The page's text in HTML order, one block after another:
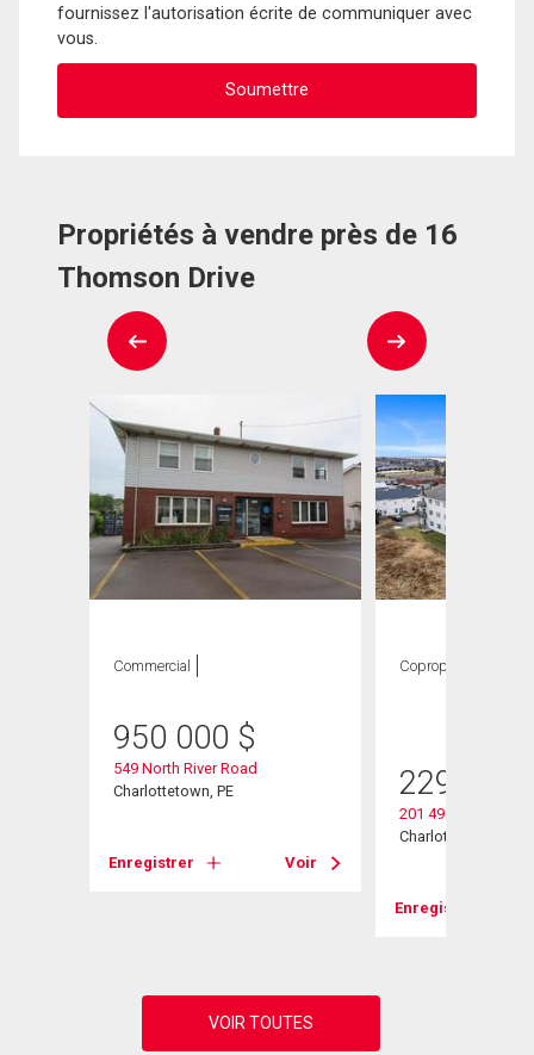
fournissez l'autorisation écrite de communiquer avec
vous.
Propriétés à vendre près de 16
Thomson Drive
Commercial
950 000 $
549 North River Road
Charlottetown, PE
Enregistrer Voir
Copropriété
229 900
201 49 Burns
Charlottetown, PE
Enregistrer